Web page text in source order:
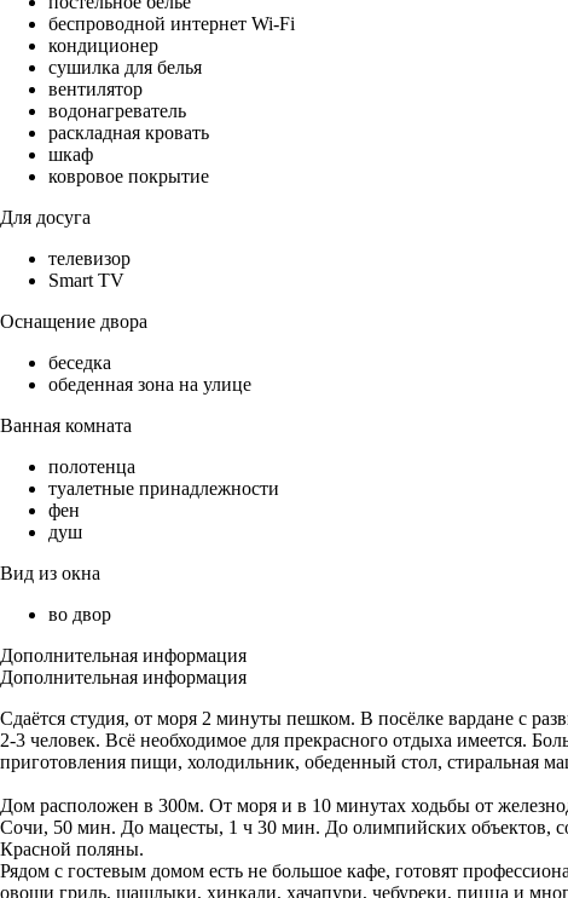
беспроводной интернет Wi-Fi
кондиционер
сушилка для белья
вентилятор
водонагреватель
раскладная кровать
шкаф
ковровое покрытие
Для досуга
телевизор
Smart TV
Оснащение двора
беседка
обеденная зона на улице
Ванная комната
полотенца
туалетные принадлежности
фен
душ
Вид из окна
во двор
Дополнительная информация
Дополнительная информация
Сдаётся студия, от моря 2 минуты пешком. В посёлке вардане с
2-3 человек. Всё необходимое для прекрасного отдыха имеется.
приготовления пищи, холодильник, обеденный стол, стиральная
Дом расположен в 300м. От моря и в 10 минутах ходьбы от
Сочи, 50 мин. До мацесты, 1 ч 30 мин. До олимпийских объектов,
Красной поляны.
Рядом с гостевым домом есть не большое кафе, готовят
овощи гриль, шашлыки, хинкали, хачапури, чебуреки, пицца и